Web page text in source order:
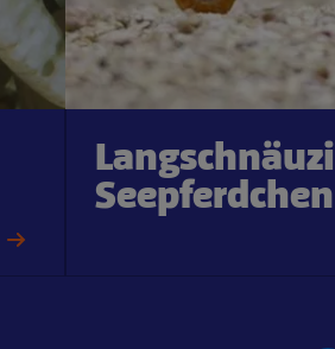
Seepferdchen